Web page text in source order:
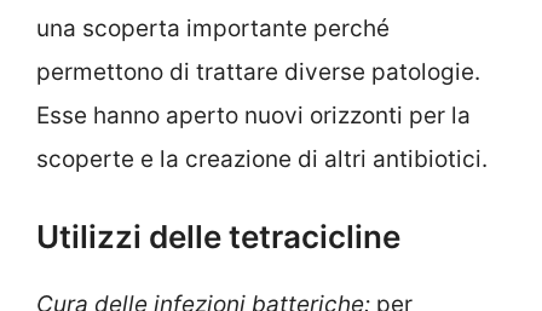
una scoperta importante perché
permettono di trattare diverse patologie.
Esse hanno aperto nuovi orizzonti per la
scoperte e la creazione di altri antibiotici.
Utilizzi delle tetracicline
Cura delle infezioni batteriche: per